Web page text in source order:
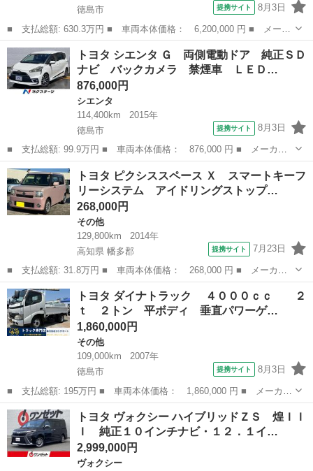
徳島市
提携サイト 8月3日
■ 支払総額: 630.3万円 ■ 車両本体価格： 6,200,000 円 ■ メーカ
ー名： トヨタ ■ 車種名： アルファードハイブリッド ■ グレー
ド名： Ｚ ４ＷＤ フルセグ メモリーナビ ミュージックプレイ
ヤー接続...
徳島 徳島市 アルファード
トヨタ シエンタ Ｇ 両側電動ドア 純正ＳＤ
ナビ バックカメラ 禁煙車 ＬＥＤ…
876,000円
シエンタ
114,400km
2015年
徳島市
提携サイト 8月3日
■ 支払総額: 99.9万円 ■ 車両本体価格： 876,000 円 ■ メーカー
名： トヨタ ■ 車種名： シエンタ ■ グレード名： Ｇ 両側電
動ドア 純正ＳＤナビ バックカメラ 禁煙車 ＬＥＤヘッド ビル
トインＥＴＣ...
徳島 徳島市 シエンタ
トヨタ ピクシススペース Ｘ スマートキーフ
リーシステム アイドリングストップ…
268,000円
その他
129,800km
2014年
高知県 幡多郡
提携サイト 7月23日
■ 支払総額: 31.8万円 ■ 車両本体価格： 268,000 円 ■ メーカー
名： トヨタ ■ 車種名： ピクシススペース ■ グレード名：
Ｘ スマートキーフリーシステム アイドリングストップ オートエ
アコン フォグ...
高知 幡多郡 その他
トヨタ ダイナトラック ４０００ｃｃ ２
ｔ ２トン 平ボディ 垂直パワーゲ…
1,860,000円
その他
109,000km
2007年
徳島市
提携サイト 8月3日
■ 支払総額: 195万円 ■ 車両本体価格： 1,860,000 円 ■ メーカー
名： トヨタ ■ 車種名： ダイナトラック ■ グレード名： ４
０００ｃｃ ２ｔ ２トン 平ボディ 垂直パワーゲート付 荷台
内寸２９９...
徳島 徳島市 その他
トヨタ ヴォクシー ハイブリッドＺＳ 煌ＩＩ
Ｉ 純正１０インチナビ・１２．１イ…
2,999,000円
ヴォクシー